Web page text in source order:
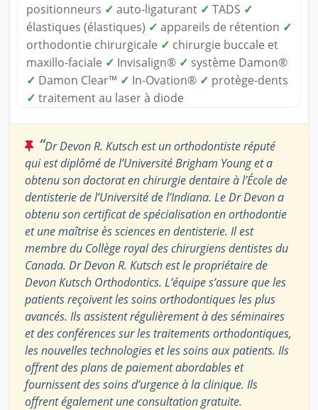
positionneurs ✓ auto-ligaturant ✓ TADS ✓
élastiques (élastiques) ✓ appareils de rétention ✓
orthodontie chirurgicale ✓ chirurgie buccale et
maxillo-faciale ✓ Invisalign® ✓ système Damon®
✓ Damon Clear™ ✓ In-Ovation® ✓ protège-dents
✓ traitement au laser à diode
“Dr Devon R. Kutsch est un orthodontiste réputé
qui est diplômé de l’Université Brigham Young et a
obtenu son doctorat en chirurgie dentaire à l’École de
dentisterie de l’Université de l’Indiana. Le Dr Devon a
obtenu son certificat de spécialisation en orthodontie
et une maîtrise ès sciences en dentisterie. Il est
membre du Collège royal des chirurgiens dentistes du
Canada. Dr Devon R. Kutsch est le propriétaire de
Devon Kutsch Orthodontics. L’équipe s’assure que les
patients reçoivent les soins orthodontiques les plus
avancés. Ils assistent régulièrement à des séminaires
et des conférences sur les traitements orthodontiques,
les nouvelles technologies et les soins aux patients. Ils
offrent des plans de paiement abordables et
fournissent des soins d’urgence à la clinique. Ils
offrent également une consultation gratuite.